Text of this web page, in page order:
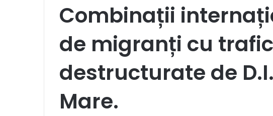
Combinații
de migranți cu
destructurate de
Mare.